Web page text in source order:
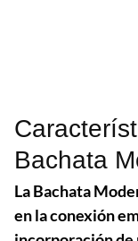
Bachata
La Bachata
en la conexión